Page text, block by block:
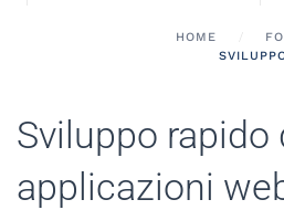
HOME
Sviluppo rapido
applicazioni